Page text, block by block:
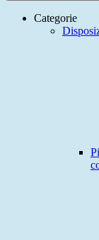
Categorie